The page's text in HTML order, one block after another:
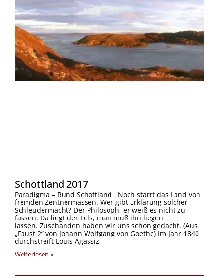
Schottland 2017
Paradigma – Rund Schottland Noch starrt das Land von
fremden Zentnermassen. Wer gibt Erklärung solcher
Schleudermacht? Der Philosoph, er weiß es nicht zu
fassen. Da liegt der Fels, man muß ihn liegen
lassen. Zuschanden haben wir uns schon gedacht. (Aus
„Faust 2“ von Johann Wolfgang von Goethe) Im Jahr 1840
durchstreift Louis Agassiz
Weiterlesen »